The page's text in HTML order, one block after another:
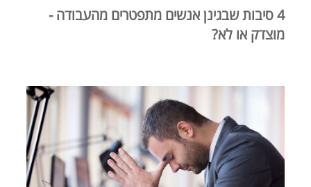
4 סיבות שבגינן אנשים מתפטרים מהעבודה -
מוצדק או לא?